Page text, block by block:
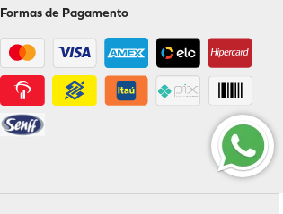
Formas de Pagamento